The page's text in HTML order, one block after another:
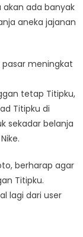
akan ada banyak
aneka jajanan
pasar meningkat
tetap Titipku,
Titipku di
sekadar belanja
berharap agar
Titipku.
lagi dari user